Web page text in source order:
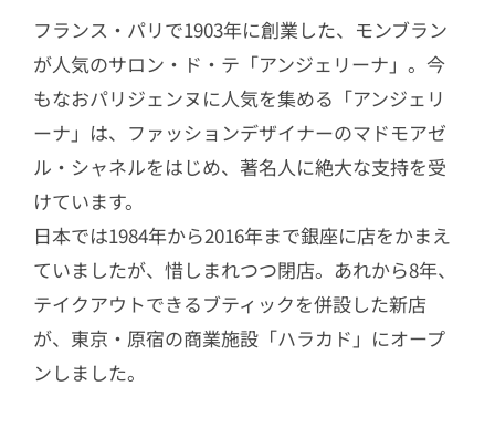
フランス・パリで1903年に創業した、モンブラン
が人気のサロン・ド・テ「アンジェリーナ」。今
もなおパリジェンヌに人気を集める「アンジェリ
ーナ」は、ファッションデザイナーのマドモアゼ
ル・シャネルをはじめ、著名人に絶大な支持を受
けています。
日本では1984年から2016年まで銀座に店をかまえ
ていましたが、惜しまれつつ閉店。あれから8年、
テイクアウトできるブティックを併設した新店
が、東京・原宿の商業施設「ハラカド」にオープ
ンしました。